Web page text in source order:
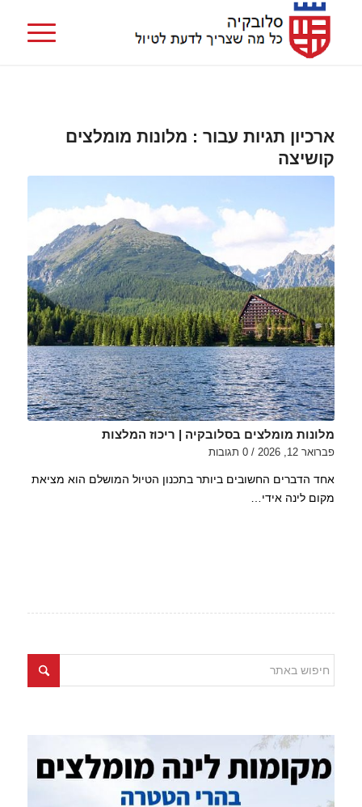
ארכיון תגיות עבור : מלונות מומלצים
קושיצה
מלונות מומלצים בסלובקיה | ריכוז המלצות
פברואר 12, 2026 / 0 תגובות
אחד הדברים החשובים ביותר בתכנון הטיול המושלם הוא מציאת
מקום לינה אידי…